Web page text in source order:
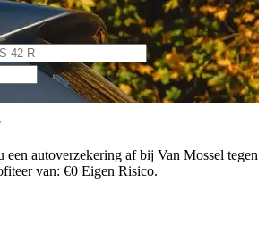
autoverzekering af bij Van Mossel tegen
van: €0 Eigen Risico.